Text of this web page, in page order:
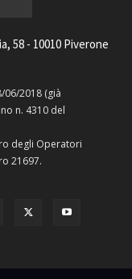
58 - 10010 Piverone
06/2018 (già
n. 4310 del
degli Operatori
21697.